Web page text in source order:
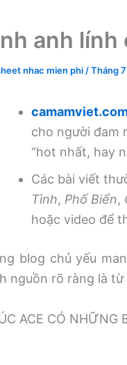
anh lính
nhac mien phi /Tháng
cho người đam
“hot nhất, hay
Các bài viết
Tình, Phố Biển,
hoặc video để
blog chủ yếu
nguồn rõ ràng là từ
ACE CÓ NHỮNG